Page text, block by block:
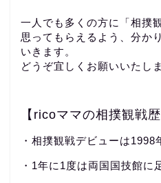
一人でも多くの方に「相撲
思ってもらえるよう、分か
いきます。
どうぞ宜しくお願いいたし
【ricoママの相撲観戦歴
・相撲観戦デビューは1998
・1年に1度は両国国技館